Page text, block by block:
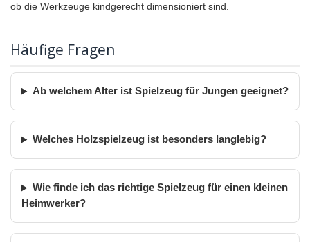
ob die Werkzeuge kindgerecht dimensioniert sind.
Häufige Fragen
Ab welchem Alter ist Spielzeug für Jungen geeignet?
Welches Holzspielzeug ist besonders langlebig?
Wie finde ich das richtige Spielzeug für einen kleinen
Heimwerker?